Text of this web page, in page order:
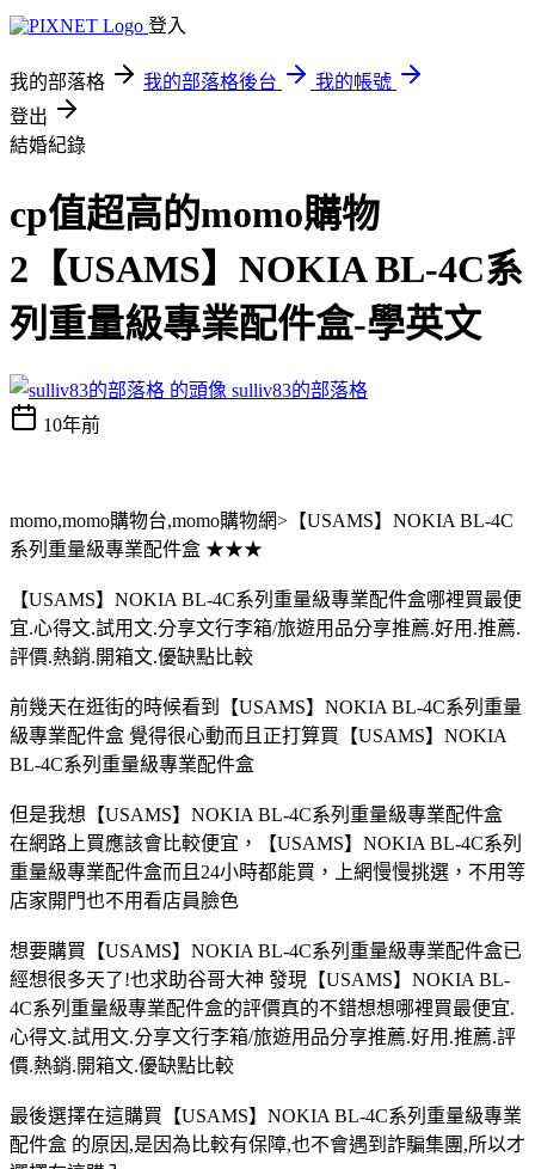
登入
我的部落格 我的部落格後台
我的帳號
登出
結婚紀錄
cp值超高的momo購物
2【USAMS】NOKIA BL-4C系
列重量級專業配件盒-學英文
sulliv83的部落格
10年前
momo,momo購物台,momo購物網>【USAMS】NOKIA BL-4C
系列重量級專業配件盒 ★★★
【USAMS】NOKIA BL-4C系列重量級專業配件盒哪裡買最便
宜.心得文.試用文.分享文行李箱/旅遊用品分享推薦.好用.推薦.
評價.熱銷.開箱文.優缺點比較
前幾天在逛街的時候看到【USAMS】NOKIA BL-4C系列重量
級專業配件盒 覺得很心動而且正打算買【USAMS】NOKIA
BL-4C系列重量級專業配件盒
但是我想【USAMS】NOKIA BL-4C系列重量級專業配件盒
在網路上買應該會比較便宜，【USAMS】NOKIA BL-4C系列
重量級專業配件盒而且24小時都能買，上網慢慢挑選，不用等
店家開門也不用看店員臉色
想要購買【USAMS】NOKIA BL-4C系列重量級專業配件盒已
經想很多天了!也求助谷哥大神 發現【USAMS】NOKIA BL-
4C系列重量級專業配件盒的評價真的不錯想想哪裡買最便宜.
心得文.試用文.分享文行李箱/旅遊用品分享推薦.好用.推薦.評
價.熱銷.開箱文.優缺點比較
最後選擇在這購買【USAMS】NOKIA BL-4C系列重量級專業
配件盒 的原因,是因為比較有保障,也不會遇到詐騙集團,所以才